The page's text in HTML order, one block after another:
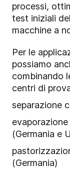
processi,
test iniziali
macchine a
Per le
possiamo
combinando
centri di
separazione
(Germania e
(Germania)